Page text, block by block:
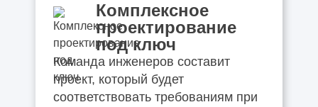
Комплексное
проектирование
под ключ
Команда инженеров составит
проект, который будет
соответствовать требованиям при